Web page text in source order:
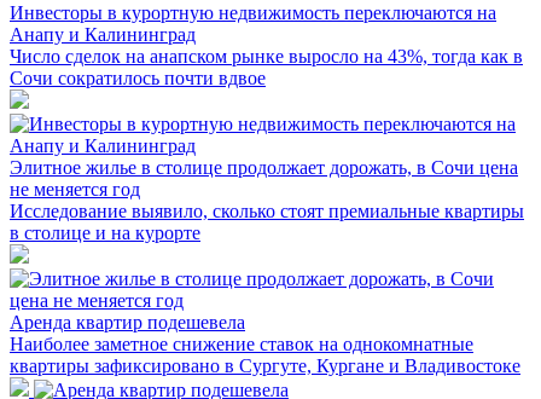
Инвесторы в курортную недвижимость переключаются на
Анапу и Калининград
Число сделок на анапском рынке выросло на 43%, тогда как в
Сочи сократилось почти вдвое
Элитное жилье в столице продолжает дорожать, в Сочи цена
не меняется год
Исследование выявило, сколько стоят премиальные квартиры
в столице и на курорте
Аренда квартир подешевела
Наиболее заметное снижение ставок на однокомнатные
квартиры зафиксировано в Сургуте, Кургане и Владивостоке